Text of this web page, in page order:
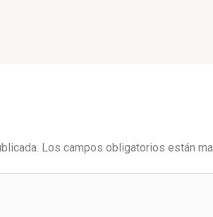
Los campos obligatorios están